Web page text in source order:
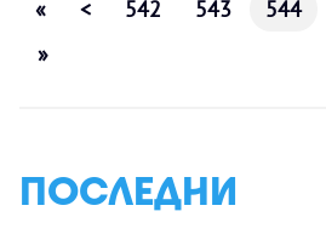
« < 542 543 544
»
ПОСЛЕДНИ